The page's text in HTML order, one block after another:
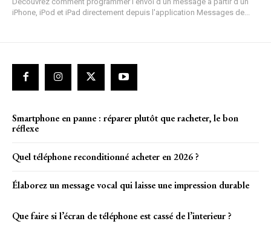
iPhone, iPod et iPad directement depuis l'application Messages de...
Smartphone en panne : réparer plutôt que racheter, le bon
réflexe
Quel téléphone reconditionné acheter en 2026 ?
Élaborez un message vocal qui laisse une impression durable
Que faire si l’écran de téléphone est cassé de l’interieur ?